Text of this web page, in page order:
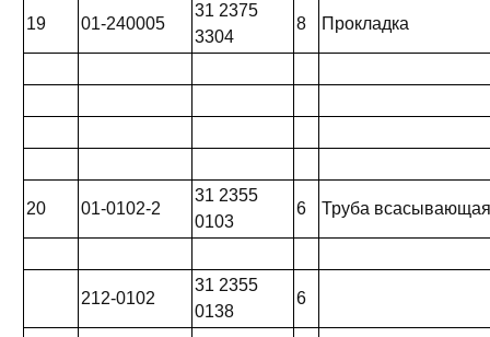
19 01-240005
31 2375
3304
8 Прокладка
20 01-0102-2
31 2355
0103
6 Труба всасывающая
212-0102
31 2355
0138
6